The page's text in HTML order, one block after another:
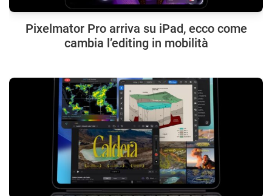
Pixelmator Pro arriva su iPad, ecco come
cambia l’editing in mobilità